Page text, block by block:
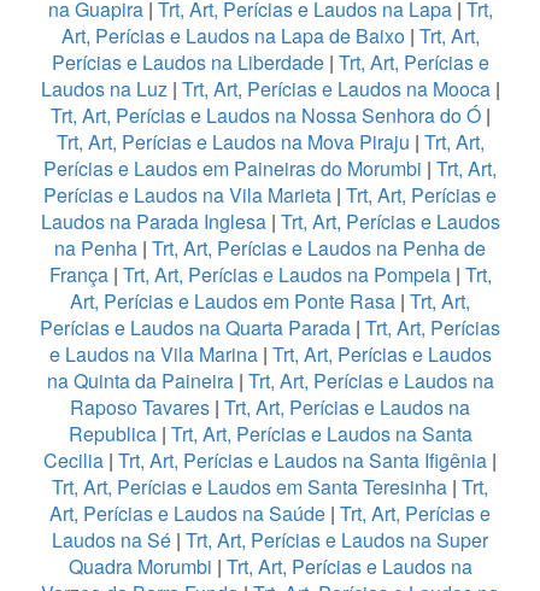
na Guapira| Trt, Art, Perícias e Laudos na Lapa| Trt,
Art, Perícias e Laudos na Lapa de Baixo | Trt, Art,
Perícias e Laudos na Liberdade | Trt, Art, Perícias e
Laudos na Luz| Trt, Art, Perícias e Laudos na Mooca|
Trt, Art, Perícias e Laudos na Nossa Senhora do Ó|
Trt, Art, Perícias e Laudos na Mova Piraju | Trt, Art,
Perícias e Laudos em Paineiras do Morumbi | Trt, Art,
Perícias e Laudos na Vila Marieta | Trt, Art, Perícias e
Laudos na Parada Inglesa | Trt, Art, Perícias e Laudos
na Penha | Trt, Art, Perícias e Laudos na Penha de
França | Trt, Art, Perícias e Laudos na Pompeia| Trt,
Art, Perícias e Laudos em Ponte Rasa | Trt, Art,
Perícias e Laudos na Quarta Parada | Trt, Art, Perícias
e Laudos na Vila Marina| Trt, Art, Perícias e Laudos
na Quinta da Paineira| Trt, Art, Perícias e Laudos na
Raposo Tavares | Trt, Art, Perícias e Laudos na
Republica| Trt, Art, Perícias e Laudos na Santa
Cecilia | Trt, Art, Perícias e Laudos na Santa Ifigênia |
Trt, Art, Perícias e Laudos em Santa Teresinha | Trt,
Art, Perícias e Laudos na Saúde | Trt, Art, Perícias e
Laudos na Sé | Trt, Art, Perícias e Laudos na Super
Quadra Morumbi | Trt, Art, Perícias e Laudos na